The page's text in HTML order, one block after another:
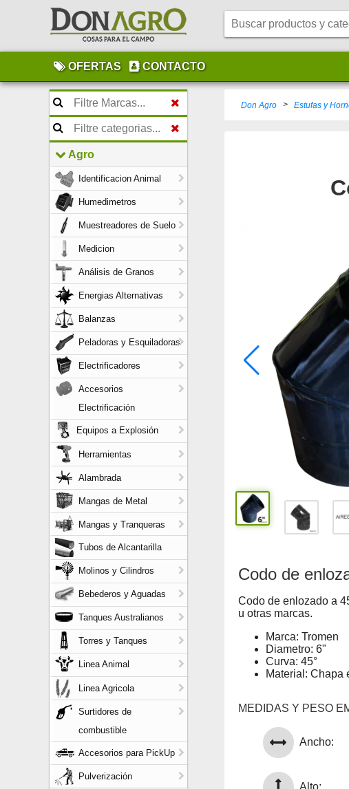
OFERTAS CONTACTO
Agro
Identificacion Animal
Humedimetros
Muestreadores de Suelo
Medicion
Análisis de Granos
Energias Alternativas
Balanzas
Peladoras y Esquiladoras
Electrificadores
Accesorios
Electrificación
Equipos a Explosión
Herramientas
Alambrada
Mangas de Metal
Mangas y Tranqueras
Tubos de Alcantarilla
Molinos y Cilindros
Bebederos y Aguadas
Tanques Australianos
Torres y Tanques
Linea Animal
Linea Agricola
Surtidores de
combustible
Accesorios para PickUp
Pulverización
Don Agro > Estufas y
Codo de
Codo de enlozado a
u otras marcas.
Marca: Tromen
Diametro: 6"
Curva: 45°
Material: Chapa
MEDIDAS Y PESO
Ancho:
Alto: